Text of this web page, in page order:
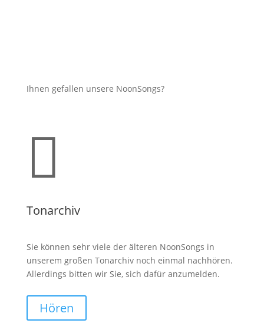
Ihnen gefallen unsere NoonSongs?

Tonarchiv
Sie können sehr viele der älteren NoonSongs in
unserem großen Tonarchiv noch einmal nachhören.
Allerdings bitten wir Sie, sich dafür anzumelden.
Hören